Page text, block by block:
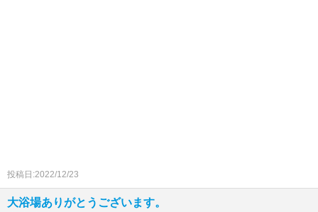
投稿日:2022/12/23
大浴場ありがとうございます。